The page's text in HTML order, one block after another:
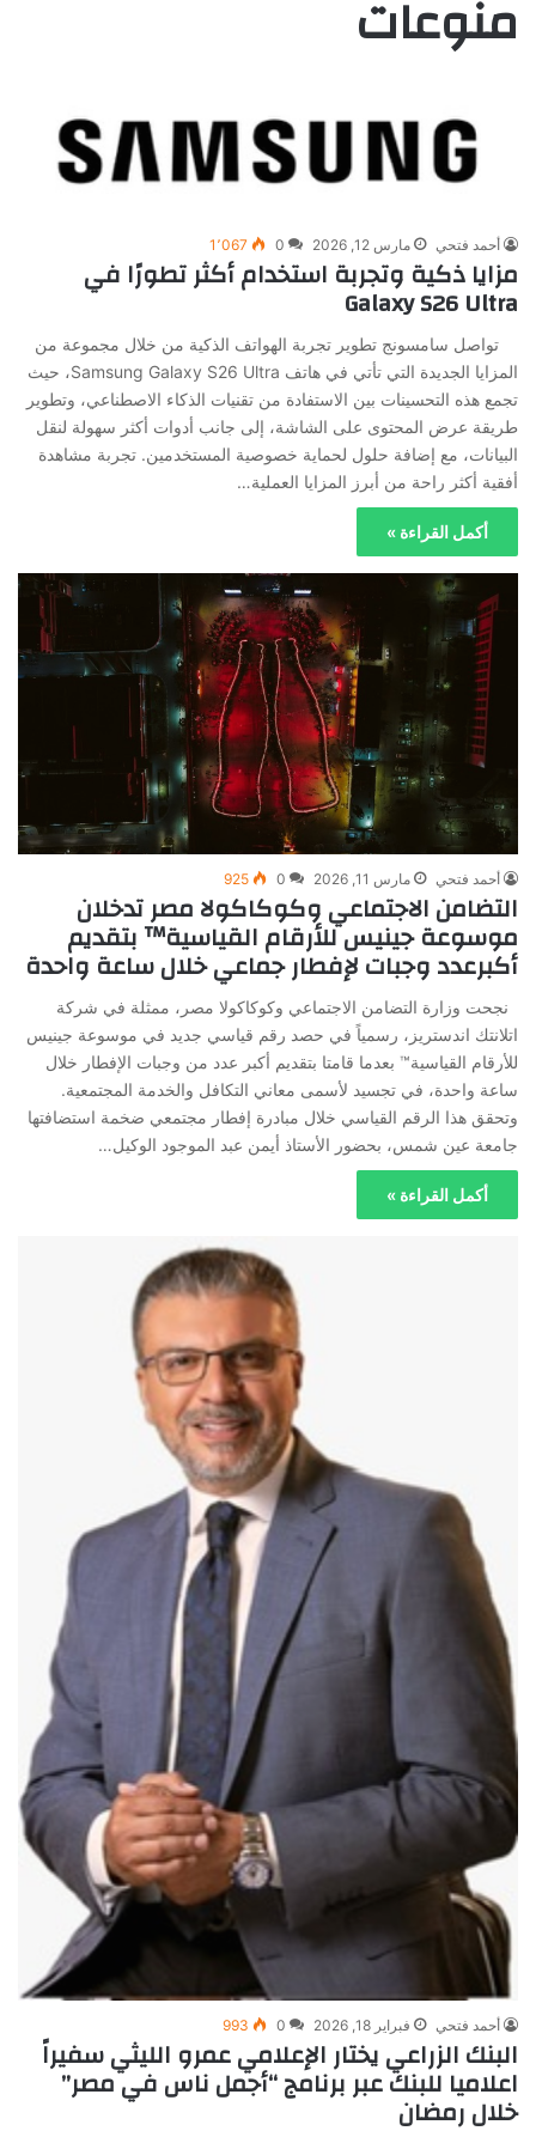
منوعات
أحمد فتحي مارس 12, 2026 0 1٬067
مزايا ذكية وتجربة استخدام أكثر تطورًا في
Galaxy S26 Ultra
تواصل سامسونج تطوير تجربة الهواتف الذكية من خلال مجموعة من
المزايا الجديدة التي تأتي في هاتف Samsung Galaxy S26 Ultra، حيث
تجمع هذه التحسينات بين الاستفادة من تقنيات الذكاء الاصطناعي، وتطوير
طريقة عرض المحتوى على الشاشة، إلى جانب أدوات أكثر سهولة لنقل
البيانات، مع إضافة حلول لحماية خصوصية المستخدمين. تجربة مشاهدة
أفقية أكثر راحة من أبرز المزايا العملية…
أكمل القراءة »
أحمد فتحي مارس 11, 2026 0
925
التضامن الاجتماعي وكوكاكولا مصر تدخلان
موسوعة جينيس للأرقام القياسية™️ بتقديم
أكبرعدد وجبات لإفطار جماعي خلال ساعة واحدة
نجحت وزارة التضامن الاجتماعي وكوكاكولا مصر، ممثلة في شركة
اتلانتك اندستريز، رسمياً في حصد رقم قياسي جديد في موسوعة جينيس
للأرقام القياسية™️ بعدما قامتا بتقديم أكبر عدد من وجبات الإفطار خلال
ساعة واحدة، في تجسيد لأسمى معاني التكافل والخدمة المجتمعية.
وتحقق هذا الرقم القياسي خلال مبادرة إفطار مجتمعي ضخمة استضافتها
جامعة عين شمس، بحضور الأستاذ أيمن عبد الموجود الوكيل…
أكمل القراءة »
أحمد فتحي فبراير 18, 2026 0
993
البنك الزراعي يختار الإعلامي عمرو الليثي سفيراً
اعلاميا للبنك عبر برنامج “أجمل ناس في مصر”
خلال رمضان